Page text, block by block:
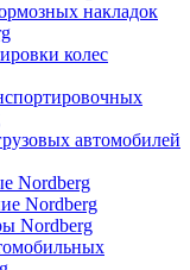
накладок
колес
автомобилей
Nordberg
Nordberg
Nordberg